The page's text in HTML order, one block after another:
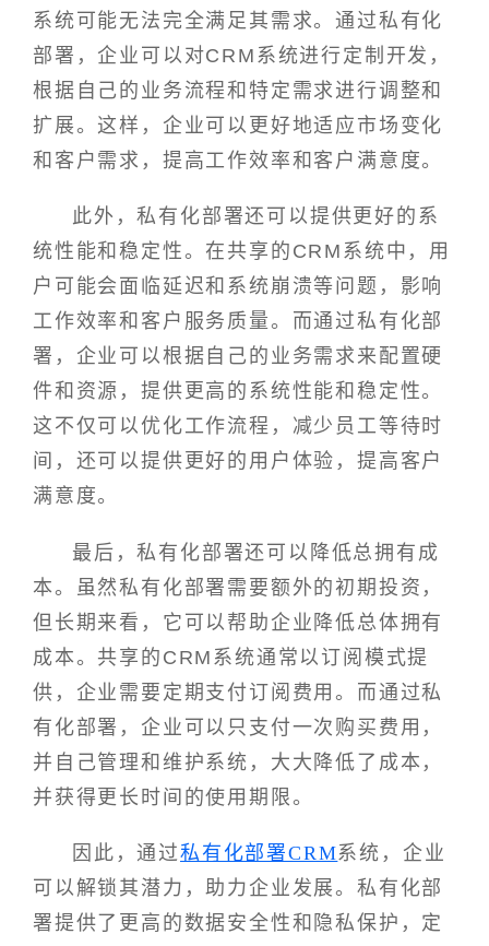
系统可能无法完全满足其需求。通过私有化
部署，企业可以对CRM系统进行定制开发，
根据自己的业务流程和特定需求进行调整和
扩展。这样，企业可以更好地适应市场变化
和客户需求，提高工作效率和客户满意度。
此外，私有化部署还可以提供更好的系
统性能和稳定性。在共享的CRM系统中，用
户可能会面临延迟和系统崩溃等问题，影响
工作效率和客户服务质量。而通过私有化部
署，企业可以根据自己的业务需求来配置硬
件和资源，提供更高的系统性能和稳定性。
这不仅可以优化工作流程，减少员工等待时
间，还可以提供更好的用户体验，提高客户
满意度。
最后，私有化部署还可以降低总拥有成
本。虽然私有化部署需要额外的初期投资，
但长期来看，它可以帮助企业降低总体拥有
成本。共享的CRM系统通常以订阅模式提
供，企业需要定期支付订阅费用。而通过私
有化部署，企业可以只支付一次购买费用，
并自己管理和维护系统，大大降低了成本，
并获得更长时间的使用期限。
因此，通过私有化部署CRM系统，企业
可以解锁其潜力，助力企业发展。私有化部
署提供了更高的数据安全性和隐私保护，定